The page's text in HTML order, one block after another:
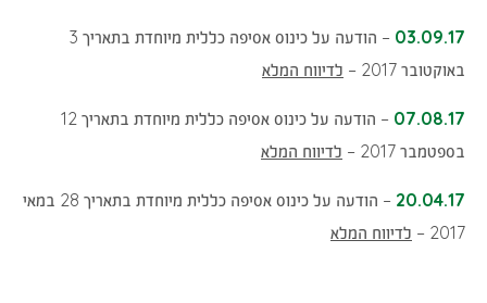
03.09.17
– הודעה על כינוס אסיפה כללית מיוחדת בתאריך 3
באוקטובר 2017 –
לדיווח המלא(נפתח
07.08.17
– הודעה על כינוס אסיפה כללית מיוחדת בתאריך 12
בספטמבר 2017 –
לדיווח המלא(נפתח
20.04.17
– הודעה על כינוס אסיפה כללית מיוחדת בתאריך 28 במאי
2017 –
לדיווח המלא(נפתח